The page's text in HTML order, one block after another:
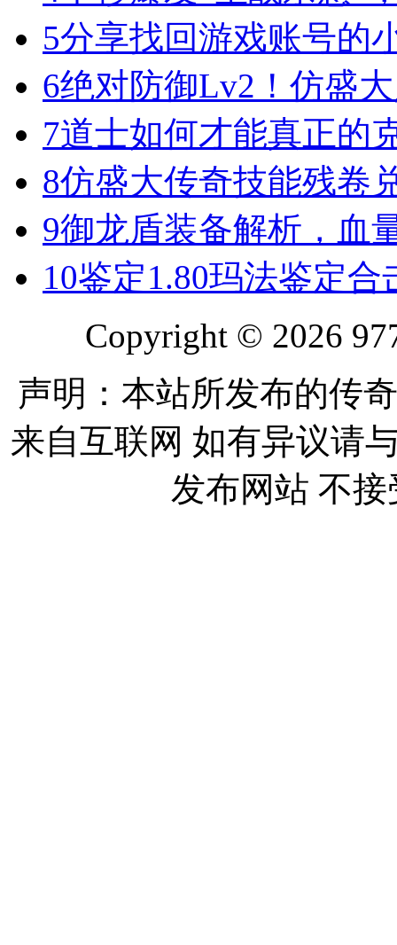
5分享找回游戏账号的
6绝对防御Lv2！仿盛
7道士如何才能真正的
8仿盛大传奇技能残卷
9御龙盾装备解析，血
10鉴定1.80玛法鉴定
Copyright © 2026
声明：本站所发布的传
来自互联网 如有异议请
发布网站 不